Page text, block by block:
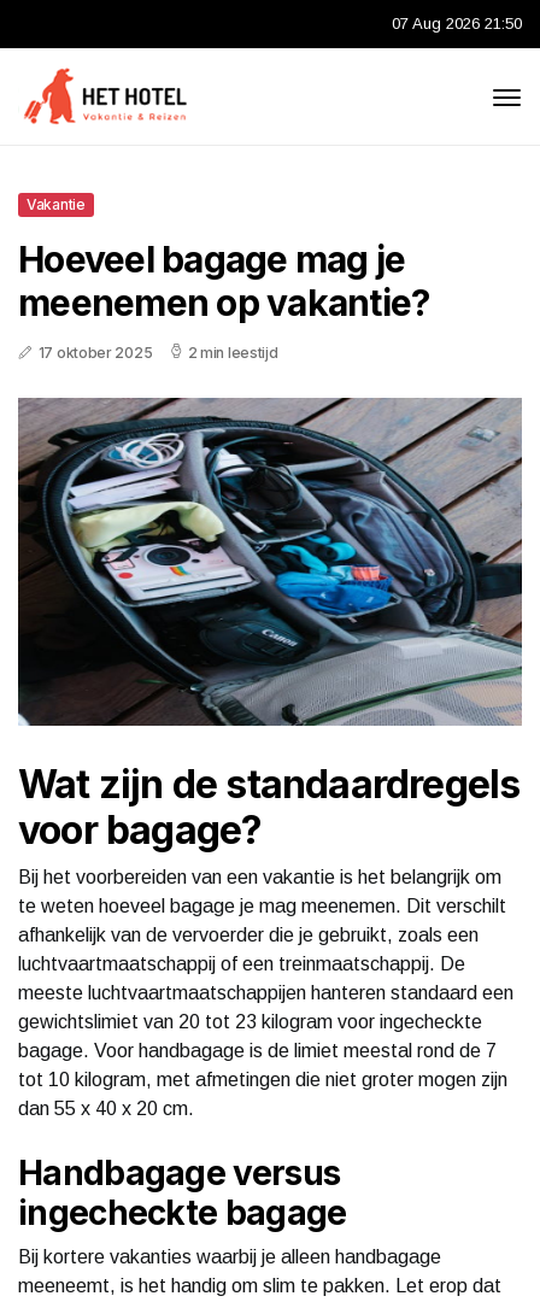
07 Aug 2026 21:50
Vakantie
Hoeveel bagage mag je
meenemen op vakantie?
17 oktober 2025 2 min leestijd
Wat zijn de standaardregels
voor bagage?
Bij het voorbereiden van een vakantie is het belangrijk om
te weten hoeveel bagage je mag meenemen. Dit verschilt
afhankelijk van de vervoerder die je gebruikt, zoals een
luchtvaartmaatschappij of een treinmaatschappij. De
meeste luchtvaartmaatschappijen hanteren standaard een
gewichtslimiet van 20 tot 23 kilogram voor ingecheckte
bagage. Voor handbagage is de limiet meestal rond de 7
tot 10 kilogram, met afmetingen die niet groter mogen zijn
dan 55 x 40 x 20 cm.
Handbagage versus
ingecheckte bagage
Bij kortere vakanties waarbij je alleen handbagage
meeneemt, is het handig om slim te pakken. Let erop dat